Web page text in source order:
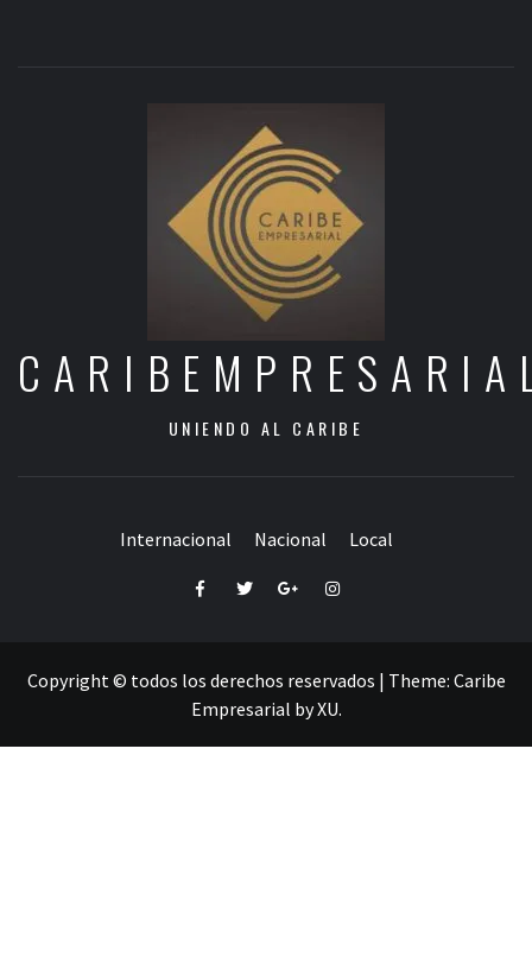
UNIENDO AL CARIBE
Internacional Nacional Local
FacebookTwitterGoogle+Instagram
Copyright © todos los derechos reservados | Theme: Caribe
Empresarial byXU.